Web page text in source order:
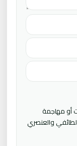
أو مهاجمة
الطائفي والعنصري